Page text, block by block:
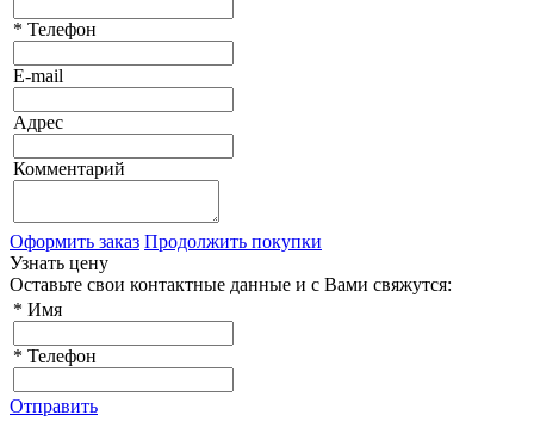
* Телефон
E-mail
Адрес
Комментарий
Оформить заказ Продолжить покупки
Узнать цену
Оставьте свои контактные данные и с Вами свяжутся:
* Имя
* Телефон
Отправить